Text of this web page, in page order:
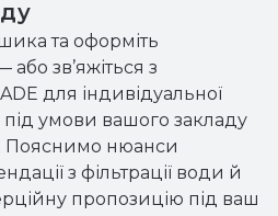
та оформіть
зв’яжіться з
для індивідуальної
під умови вашого закладу
Пояснимо нюанси
з фільтрації води й
пропозицію під ваш